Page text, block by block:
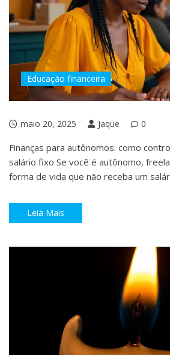
Educação financeira
maio 20, 2025 Jaque 0
Finanças para autônomos: como
salário fixo Se você é autônomo,
forma de vida que não receba um
Leia Mais